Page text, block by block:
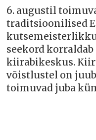
6. augustil
traditsioonilised
seekord
kiirabikeskus.
võistlustel on
toimuvad juba